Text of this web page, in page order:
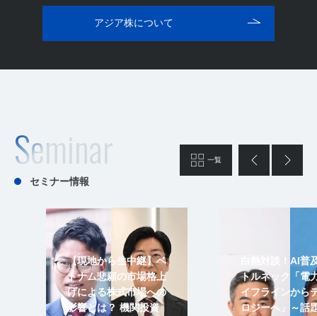
アジア株について
Seminar
セミナー情報
前へ 次へ
【現地から生中継】ベ
トナム悲願の市場格上
げによる株式市場への
影響とは？ 機関投資
白熱対談！AI普
トルネック「電
イフラインから
ロジーへ」～話
一覧